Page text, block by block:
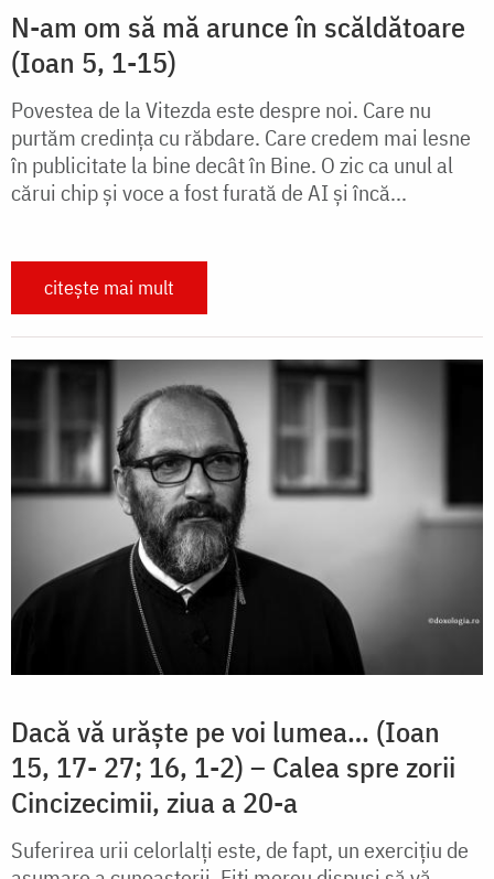
N-am om să mă arunce în scăldătoare
(Ioan 5, 1-15)
Povestea de la Vitezda este despre noi. Care nu
purtăm credința cu răbdare. Care credem mai lesne
în publicitate la bine decât în Bine. O zic ca unul al
cărui chip și voce a fost furată de AI și încă...
citește mai mult
Dacă vă urăște pe voi lumea… (Ioan
15, 17- 27; 16, 1-2) – Calea spre zorii
Cincizecimii, ziua a 20-a
Suferirea urii celorlalți este, de fapt, un exercițiu de